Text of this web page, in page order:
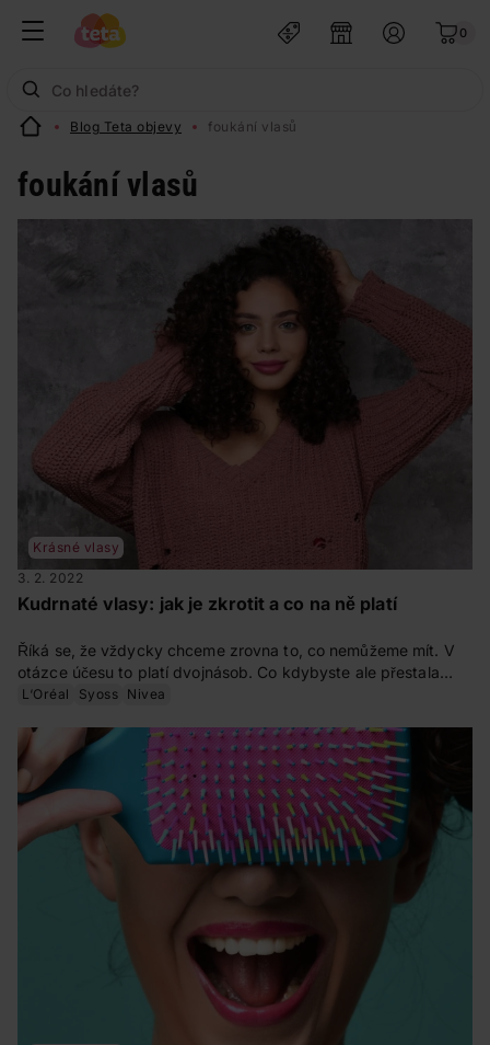
0
Blog Teta objevy foukání vlasů
foukání vlasů
Krásné vlasy
3. 2. 2022
Kudrnaté vlasy: jak je zkrotit a co na ně platí
Říká se, že vždycky chceme zrovna to, co nemůžeme mít. V
otázce účesu to platí dvojnásob. Co kdybyste ale přestala
toužit po tom, aby se vaše kudrnaté či vlnité vlasy zázračně
maximální potenciál? Jak pečovat o kudrnaté vlasy? Co na ně
platí a čeho se naopak vyvarovat?
L‘Oréal Syoss Nivea